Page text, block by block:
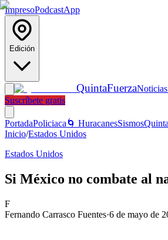
ImpresoPodcastApp
Edición
QuintaFuerza
Suscríbete gratis
PortadaPoliciaca 🌀 HuracanesSismos
Inicio/Estados Unidos
Estados Unidos
Si México no combate al
F
Fernando Carrasco Fuentes·6 de mayo de